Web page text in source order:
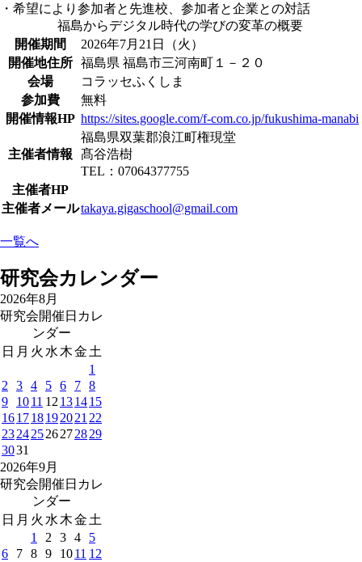
・希望により参加者と先進校、参加者と企業との対話
福島からデジタル時代の学びの変革の概要
開催期間
2026年7月21日（火）
開催地住所 福島県 福島市三河南町１－２０
会場
コラッセふくしま
参加費
無料
開催情報HP https://sites.google.com/f-com.co.jp/fukushima-manabi
主催者情報
福島県双葉郡浪江町権現堂
髙谷浩樹
TEL：07064377755
主催者HP
主催者メールtakaya.gigaschool@gmail.com
一覧へ
研究会カレンダー
2026年8月
研究会開催日カレ
ンダー
日 月 火 水 木金 土
1
2
3 4 5 6 7 8
9
1011 12 131415
161718192021 22
23242526272829
3031
2026年9月
研究会開催日カレ
ンダー
日 月 火 水 木金 土
1
2 3 4
5
6
7 8 9 1011 12